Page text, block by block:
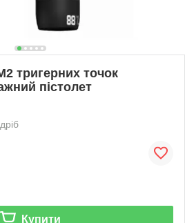
тригерних точок
пістолет
Купити